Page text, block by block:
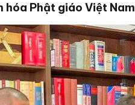
hóa Phật giáo Việt